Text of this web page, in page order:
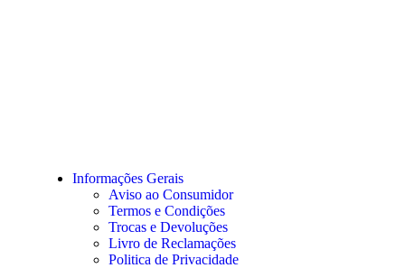
Informações Gerais
Aviso ao Consumidor
Termos e Condições
Trocas e Devoluções
Livro de Reclamações
Politica de Privacidade